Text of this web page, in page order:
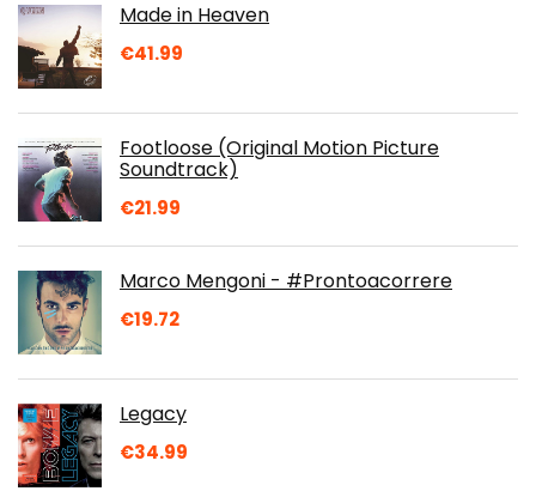
Made in Heaven
€41.99
Footloose (Original Motion Picture
Soundtrack)
€21.99
Marco Mengoni - #Prontoacorrere
€19.72
Legacy
€34.99